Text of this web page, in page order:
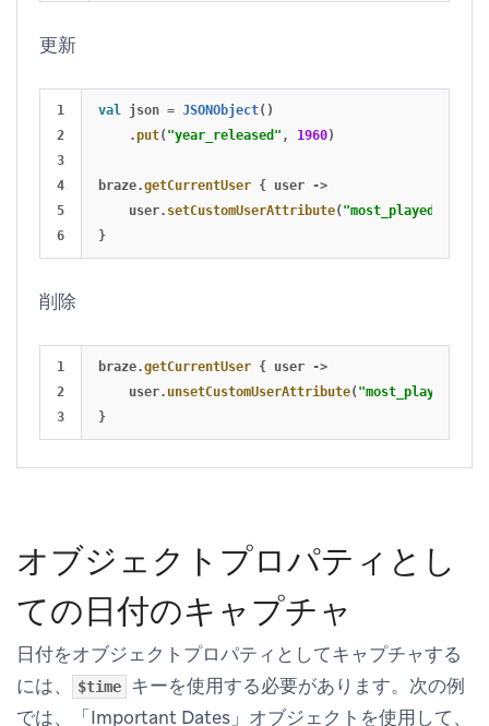
更新
1
2
3
4
5
val json = JSONObject()
.put( "year_released" , 1960)
braze.getCurrentUser { user ->
user. setCustomUserAttribute( "most_played_song"
}
削除
1
2
braze.getCurrentUser { user ->
user. unsetCustomUserAttribute(
}
オブジェクトプロパティとし
ての日付のキャプチャ
日付をオブジェクトプロパティとしてキャプチャする
には、
$time
キーを使用する必要があります。次の例
では、「Important Dates」オブジェクトを使用して、